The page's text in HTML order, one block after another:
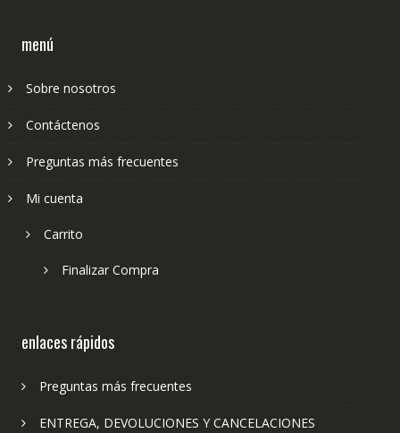
menú
Sobre nosotros
Contáctenos
Preguntas más frecuentes
Mi cuenta
Carrito
Finalizar Compra
enlaces rápidos
Preguntas más frecuentes
ENTREGA, DEVOLUCIONES Y CANCELACIONES